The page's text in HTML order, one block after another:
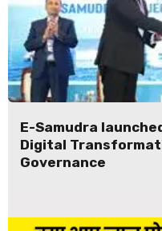
E-Samudra
Digital
Governance